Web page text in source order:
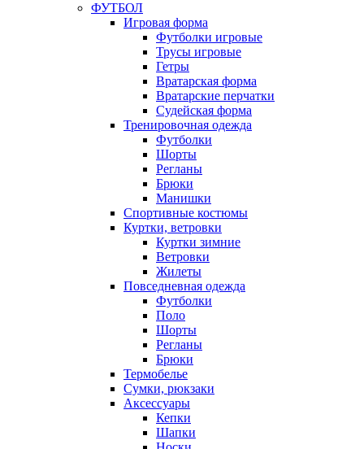
ФУТБОЛ
Игровая форма
Футболки игровые
Трусы игровые
Гетры
Вратарская форма
Вратарские перчатки
Судейская форма
Тренировочная одежда
Футболки
Шорты
Регланы
Брюки
Манишки
Спортивные костюмы
Куртки, ветровки
Куртки зимние
Ветровки
Жилеты
Повседневная одежда
Футболки
Поло
Шорты
Регланы
Брюки
Термобелье
Сумки, рюкзаки
Аксессуары
Кепки
Шапки